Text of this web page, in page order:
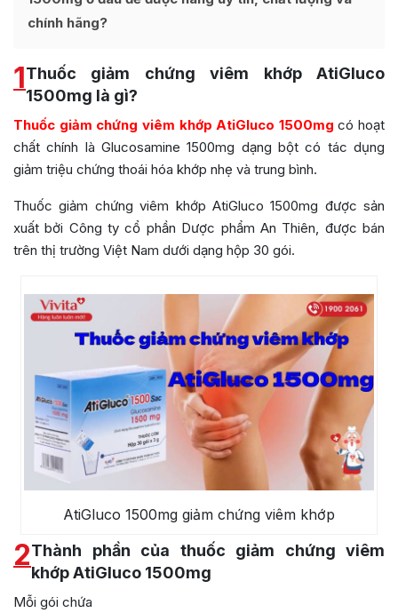
chính hãng?
1Thuốc giảm chứng viêm khớp AtiGluco
1500mg là gì?
Thuốc giảm chứng viêm khớp AtiGluco 1500mg có hoạt
chất chính là Glucosamine 1500mg dạng bột có tác dụng
giảm triệu chứng thoái hóa khớp nhẹ và trung bình.
Thuốc giảm chứng viêm khớp AtiGluco 1500mg được sản
xuất bởi Công ty cổ phần Dược phẩm An Thiên, được bán
trên thị trường Việt Nam dưới dạng hộp 30 gói.
AtiGluco 1500mg giảm chứng viêm khớp
2Thành phần của thuốc giảm chứng viêm
khớp AtiGluco 1500mg
Mỗi gói chứa